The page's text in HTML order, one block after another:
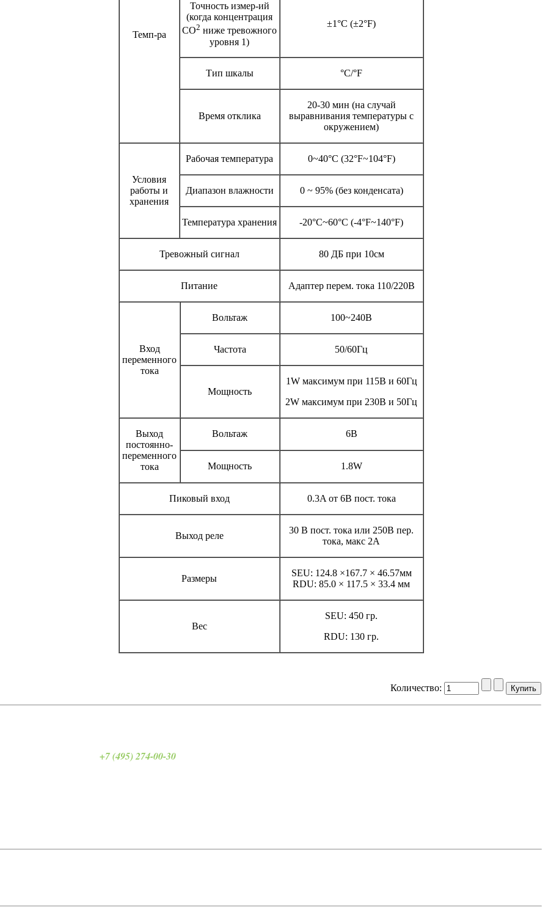
Темп-ра
Точность измер-ий
(когда концентрация
CO2 ниже тревожного
уровня 1)
±1°C (±2°F)
Тип шкалы °C/°F
Время отклика
20-30 мин (на случай
выравнивания температуры с
окружением)
Условия
работы и
хранения
Рабочая температура 0~40°C (32°F~104°F)
Диапазон влажности 0 ~ 95% (без конденсата)
Температура хранения -20°C~60°C (-4°F~140°F)
Тревожный сигнал 80 ДБ при 10см
Питание Адаптер перем. тока 110/220В
Вход
переменного
тока
Вольтаж 100~240В
Частота 50/60Гц
Мощность
1W максимум при 115В и 60Гц
2W максимум при 230В и 50Гц
Выход
постоянно-
переменного
тока
Вольтаж 6В
Мощность 1.8W
Пиковый вход 0.3A от 6В пост. тока
Выход реле
30 В пост. тока или 250В пер.
тока, макс 2A
Размеры
SEU: 124.8 ×167.7 × 46.57мм
RDU: 85.0 × 117.5 × 33.4 мм
Вес
SEU: 450 гр.
RDU: 130 гр.
Количество:
+7 (495) 274-00-30